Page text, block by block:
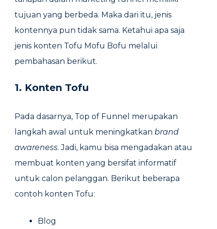
tujuan yang berbeda. Maka dari itu, jenis
kontennya pun tidak sama. Ketahui apa saja
jenis konten Tofu Mofu Bofu melalui
pembahasan berikut.
1. Konten Tofu
Pada dasarnya, Top of Funnel merupakan
langkah awal untuk meningkatkan brand
awareness. Jadi, kamu bisa mengadakan atau
membuat konten yang bersifat informatif
untuk calon pelanggan. Berikut beberapa
contoh konten Tofu:
Blog